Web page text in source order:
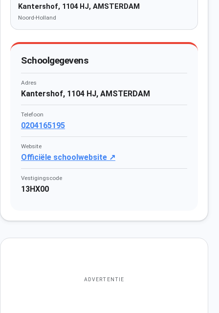
Kantershof, 1104 HJ, AMSTERDAM
Noord-Holland
Schoolgegevens
Adres
Kantershof, 1104 HJ, AMSTERDAM
Telefoon
0204165195
Website
Officiële schoolwebsite ↗
Vestigingscode
13HX00
ADVERTENTIE